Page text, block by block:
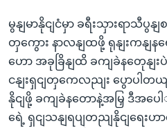
မွနျမာနိုငျငံမှာ ခရီးသှားရာသီ
တှကွေား နာလနျထဖို့ ရုနျးကနျန
ဟော အခုခြိနျထိ ခကျခဲနတေုနျး
ငနျးရှငျတှကေလညျး ပွောပါတယ
နိုငျဖို့ ခကျခဲနတောနဲ့အမြှ ဒီအပ
ရေဲ့ ရှငျသနျရပျတညျနိုငျရေ